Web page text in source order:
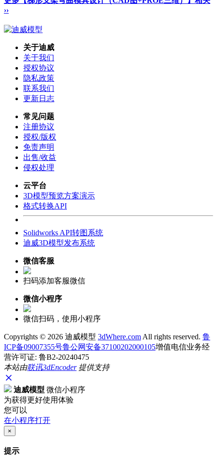
››
关于迪威
关于我们
授权协议
隐私政策
联系我们
更新日志
常见问题
注册协议
授权/版权
免责声明
出售/收益
侵权处理
云平台
3D模型预览方案演示
格式转换API
Solidworks API转图系统
迪威3D模型发布系统
微信客服
扫码添加客服微信
微信小程序
微信扫码，使用小程序
Copyrights © 2026 迪威模型 3dWhere.com All rights reserved. 鲁
ICP备09007355号鲁公网安备37100202000105增值电信业务经
营许可证: 鲁B2-20240475
本站由联讯3dEncoder提供支持
迪威模型 微信小程序
为获得更好使用体验
您可以
在小程序打开
×
提示